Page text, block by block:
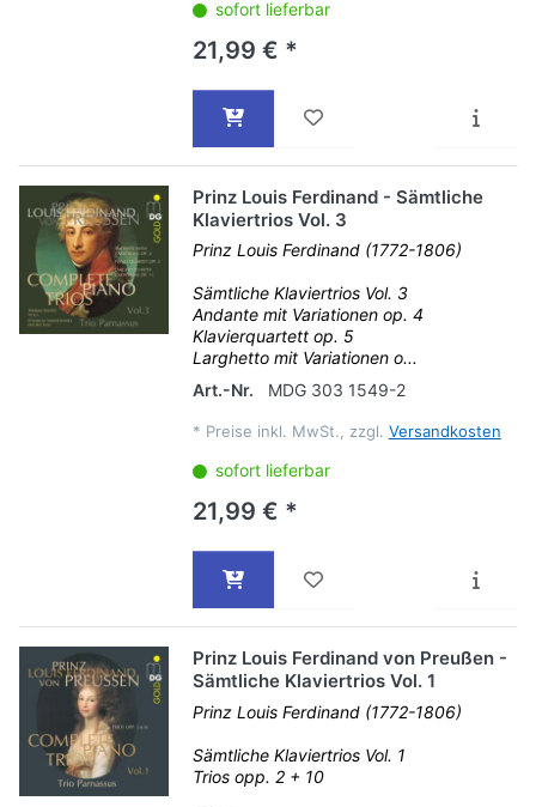
sofort lieferbar
21,99 € *
Prinz Louis Ferdinand - Sämtliche
Klaviertrios Vol. 3
Prinz Louis Ferdinand (1772-1806)
Sämtliche Klaviertrios Vol. 3
Andante mit Variationen op. 4
Klavierquartett op. 5
Larghetto mit Variationen o...
Art.-Nr.
MDG 303 1549-2
* Preise inkl. MwSt., zzgl. Versandkosten
sofort lieferbar
21,99 € *
Prinz Louis Ferdinand von Preußen -
Sämtliche Klaviertrios Vol. 1
Prinz Louis Ferdinand (1772-1806)
Sämtliche Klaviertrios Vol. 1
Trios opp. 2 + 10